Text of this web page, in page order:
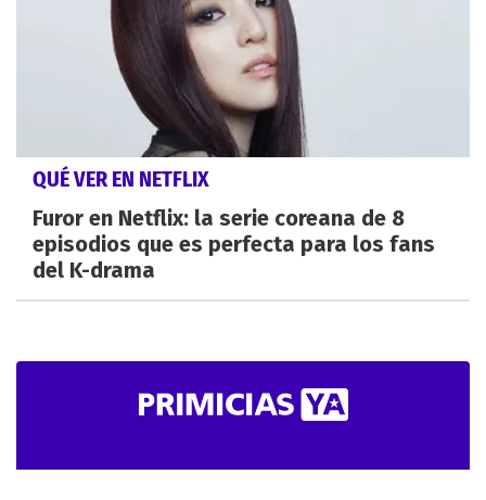
QUÉ VER EN NETFLIX
Furor en Netflix: la serie coreana de 8
episodios que es perfecta para los fans
del K-drama